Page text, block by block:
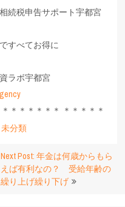
続税申告サポート宇都宮
すべてお得に
ラボ宇都宮
＊＊＊＊＊＊ ＊＊＊＊＊
未分類
Next Post: 年金は何歳からもら
えば有利なの？ 受給年齢の
繰り上げ繰り下げ